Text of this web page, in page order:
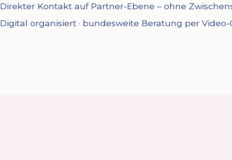
Direkter Kontakt auf Partner-Ebene – ohne
Digital organisiert · bundesweite Beratung per Video-